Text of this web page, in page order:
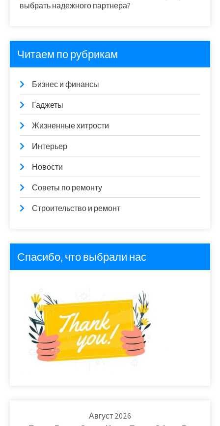
выбрать надежного партнера?
Читаем по рубрикам
Бизнес и финансы
Гаджеты
Жизненные хитрости
Интерьер
Новости
Советы по ремонту
Строительство и ремонт
Спасибо, что выбрали нас
Август 2026